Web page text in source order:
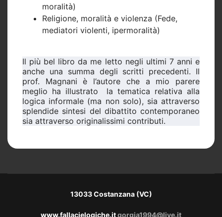
moralità)
Religione, moralità e violenza (Fede,
mediatori violenti, ipermoralità)
Il più bel libro da me letto negli ultimi 7 anni e
anche una summa degli scritti precedenti. Il
prof. Magnani è l’autore che a mio parere
meglio ha illustrato
la tematica relativa alla
logica informale (ma non solo), sia attraverso
splendide sintesi del dibattito contemporaneo
sia attraverso originalissimi contributi.
13033 Costanzana (VC)
www.fallacielogiche.itgorgia1994@live.it